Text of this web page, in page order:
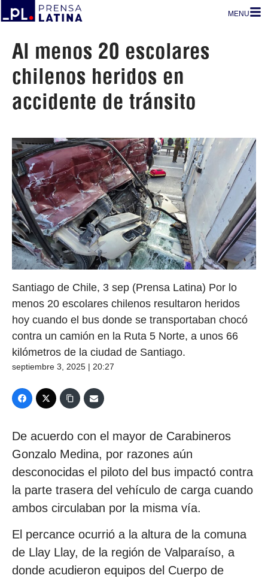
MENU
Al menos 20 escolares
chilenos heridos en
accidente de tránsito
Santiago de Chile, 3 sep (Prensa Latina) Por lo
menos 20 escolares chilenos resultaron heridos
hoy cuando el bus donde se transportaban chocó
contra un camión en la Ruta 5 Norte, a unos 66
kilómetros de la ciudad de Santiago.
septiembre 3, 2025 | 20:27
De acuerdo con el mayor de Carabineros
Gonzalo Medina, por razones aún
desconocidas el piloto del bus impactó contra
la parte trasera del vehículo de carga cuando
ambos circulaban por la misma vía.
El percance ocurrió a la altura de la comuna
de Llay Llay, de la región de Valparaíso, a
donde acudieron equipos del Cuerpo de